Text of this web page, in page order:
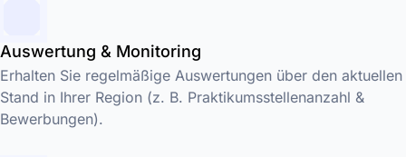
Auswertung & Monitoring
Erhalten Sie regelmäßige Auswertungen über den aktuellen
Stand in Ihrer Region (z. B. Praktikumsstellenanzahl &
Bewerbungen).